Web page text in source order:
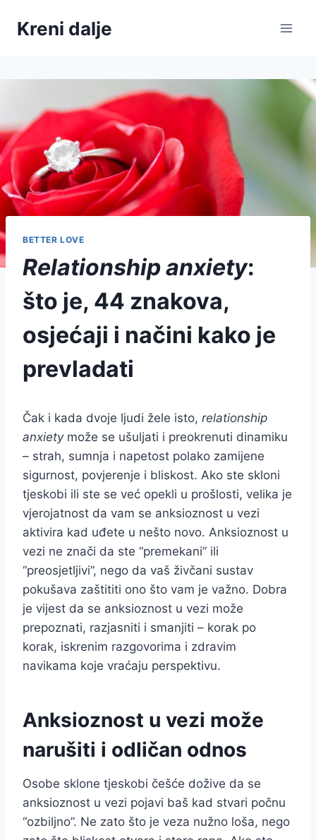
Kreni dalje
BETTER LOVE
Relationship anxiety:
što je, 44 znakova,
osjećaji i načini kako je
prevladati
Čak i kada dvoje ljudi žele isto, relationship
anxietymože se ušuljati i preokrenuti dinamiku
– strah, sumnja i napetost polako zamijene
sigurnost, povjerenje i bliskost. Ako ste skloni
tjeskobi ili ste se već opekli u prošlosti, velika je
vjerojatnost da vam se anksioznost u vezi
aktivira kad uđete u nešto novo. Anksioznost u
vezi ne znači da ste “premekani” ili
“preosjetljivi”, nego da vaš živčani sustav
pokušava zaštititi ono što vam je važno. Dobra
je vijest da se anksioznost u vezi može
prepoznati, razjasniti i smanjiti – korak po
korak, iskrenim razgovorima i zdravim
navikama koje vraćaju perspektivu.
Anksioznost u vezi može
narušiti i odličan odnos
Osobe sklone tjeskobi češće dožive da se
anksioznost u vezi pojavi baš kad stvari počnu
“ozbiljno”. Ne zato što je veza nužno loša, nego